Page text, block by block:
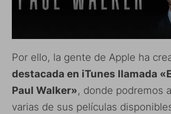
Por ello, la gente de Apple ha
destacada en iTunes llamada
Paul Walker», donde podremos
varias de sus películas